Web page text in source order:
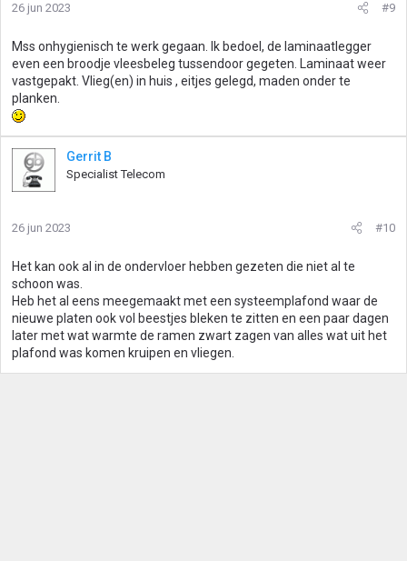
26 jun 2023 #9
Mss onhygienisch te werk gegaan. Ik bedoel, de laminaatlegger
even een broodje vleesbeleg tussendoor gegeten. Laminaat weer
vastgepakt. Vlieg(en) in huis , eitjes gelegd, maden onder te
planken.
Gerrit B
Specialist Telecom
26 jun 2023 #10
Het kan ook al in de ondervloer hebben gezeten die niet al te
schoon was.
Heb het al eens meegemaakt met een systeemplafond waar de
nieuwe platen ook vol beestjes bleken te zitten en een paar dagen
later met wat warmte de ramen zwart zagen van alles wat uit het
plafond was komen kruipen en vliegen.